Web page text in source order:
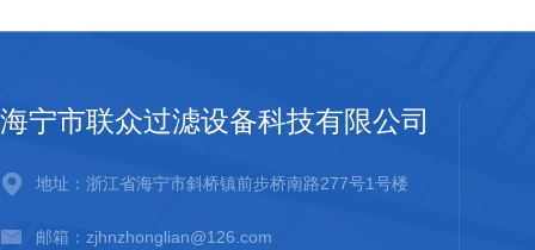
海宁市联众过滤设备科技有限公司
地址：浙江省海宁市斜桥镇前步桥南路277号1号楼
邮箱：zjhnzhonglian@126.com